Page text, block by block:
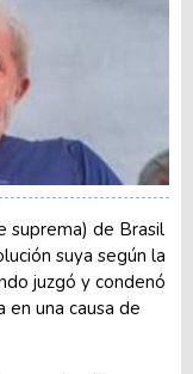
suprema) de Brasil
suya según la
juzgó y condenó
en una causa de